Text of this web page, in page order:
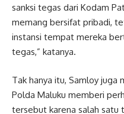
sanksi tegas dari Kodam
memang bersifat pribadi,
instansi tempat mereka
tegas,” katanya.
Tak hanya itu, Samloy juga
Polda Maluku memberi
tersebut karena salah satu